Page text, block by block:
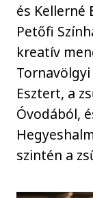
és Kellerné
Petőfi
kreatív
Esztert, a
Óvodából,
szintén a